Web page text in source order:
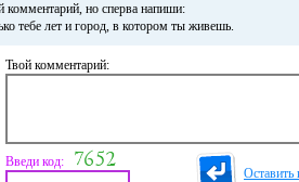
комментарий, но сперва напиши:
тебе лет и город, в котором ты живешь.
Твой комментарий:
Введи код:
Оставить